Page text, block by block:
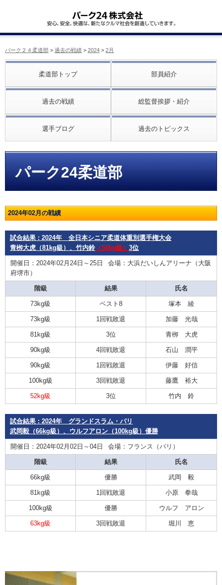
パーク２４柔道部 > 過去の戦績 > 2024 > 2月
柔道部トップ 部員紹介
過去の戦績 総監督挨拶・紹介
選手ブログ 過去のトピックス
パーク24柔道部
2024年02月の戦績
試合結果 : 2024年 全日本シニア柔道体重別選手権大会
青栁大虎（81kg級）、竹内鈴（52kg級） 3位
開催日：2024年02月24日～25日
会場：大浜だいしんアリーナ（大阪
府堺市）
階級 結果 氏名
73kg級 ベスト8 塚本 綾
73kg級 1回戦敗退 加藤 光哉
81kg級 3位 青栁 大虎
90kg級 4回戦敗退 石山 潤平
90kg級 1回戦敗退 伊藤 好信
100kg級 3回戦敗退 藤鷹 裕大
52kg級 3位 竹内 鈴
試合結果 : 2024年 グランドスラム・パリ
武岡毅（66kg級）、ウルフアロン（100kg級）優勝
開催日：2024年02月02日～04日 会場：フランス（パリ）
階級 結果 氏名
66kg級 優勝 武岡 毅
81kg級 1回戦敗退 小原 拳哉
100kg級 優勝 ウルフ アロン
63kg級 3回戦敗退 堀川 恵